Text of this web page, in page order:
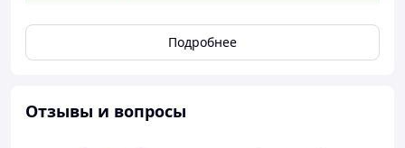
Крем для лица чайно-миртовый для
проблемной кожи Tea & Myrtle Cream
Dr.Yudina
проблемної шкіри. Масло чайного дерева надзвичайно
Подробнее
Отзывы и вопросы